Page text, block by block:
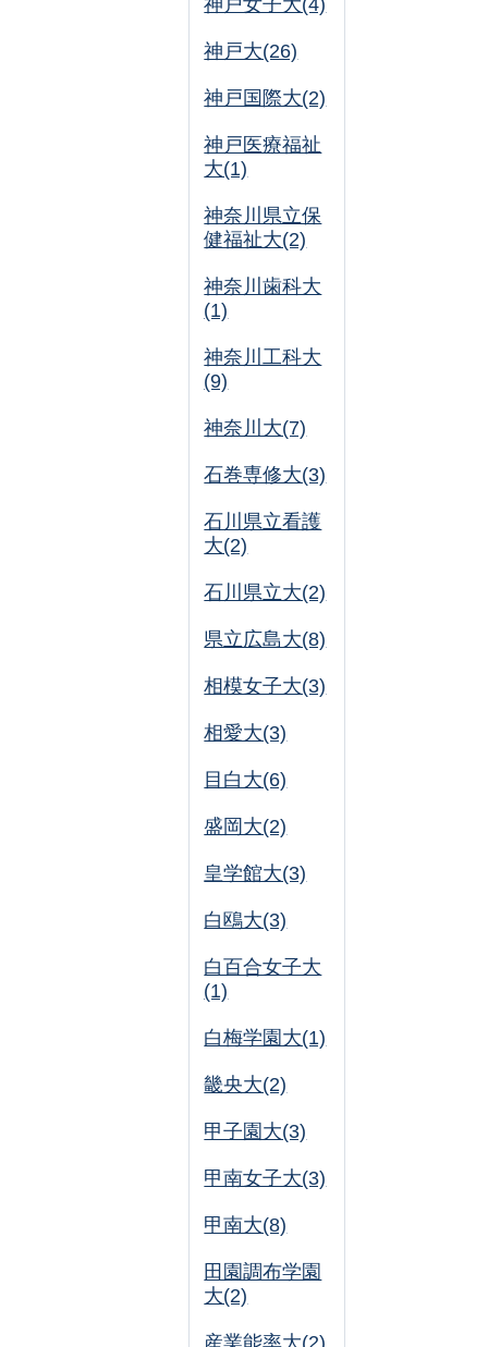
神戸女子大(4)
神戸大(26)
神戸国際大(2)
神戸医療福祉
大(1)
神奈川県立保
健福祉大(2)
神奈川歯科大
(1)
神奈川工科大
(9)
神奈川大(7)
石巻専修大(3)
石川県立看護
大(2)
石川県立大(2)
県立広島大(8)
相模女子大(3)
相愛大(3)
目白大(6)
盛岡大(2)
皇学館大(3)
白鴎大(3)
白百合女子大
(1)
白梅学園大(1)
畿央大(2)
甲子園大(3)
甲南女子大(3)
甲南大(8)
田園調布学園
大(2)
産業能率大(2)